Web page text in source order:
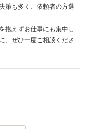
策も多く、依頼者の方選
抱えずお仕事にも集中し
、ぜひ一度ご相談くださ